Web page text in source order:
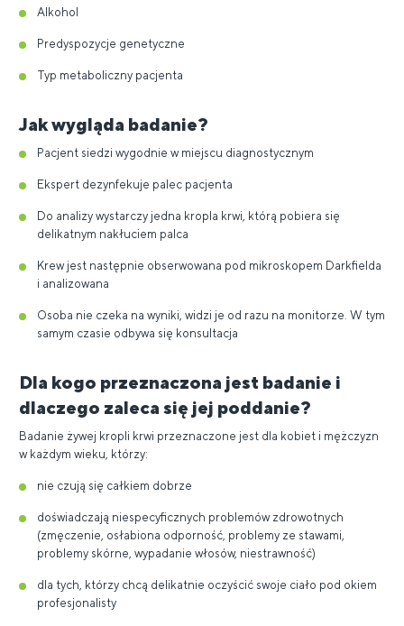
Alkohol
Predyspozycje genetyczne
Typ metaboliczny pacjenta
Jak wygląda badanie?
Pacjent siedzi wygodnie w miejscu diagnostycznym
Ekspert dezynfekuje palec pacjenta
Do analizy wystarczy jedna kropla krwi, którą pobiera się
delikatnym nakłuciem palca
Krew jest następnie obserwowana pod mikroskopem Darkfielda
i analizowana
Osoba nie czeka na wyniki, widzi je od razu na monitorze. W tym
samym czasie odbywa się konsultacja
Dla kogo przeznaczona jest badanie i
dlaczego zaleca się jej poddanie?
Badanie żywej kropli krwi przeznaczone jest dla kobiet i mężczyzn
w każdym wieku, którzy:
nie czują się całkiem dobrze
doświadczają niespecyficznych problemów zdrowotnych
(zmęczenie, osłabiona odporność, problemy ze stawami,
problemy skórne, wypadanie włosów, niestrawność)
dla tych, którzy chcą delikatnie oczyścić swoje ciało pod okiem
profesjonalisty